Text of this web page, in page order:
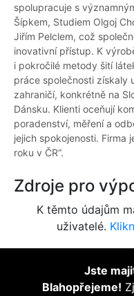
spolupracuje s
Šípkem, Studiem Olgoj
Jiřím Pelclem, což
inovativní přístup. K
i pokročilé metody šití
práce společnosti získaly
zahraničí, konkrétně na
Dánsku. Klienti oceňují
poradenství, měření a
jejich spokojenosti. Firma
roku v ČR“.
Zdroje pro
K těmto údajům
uživatelé.
Jste
Blahopřejeme!